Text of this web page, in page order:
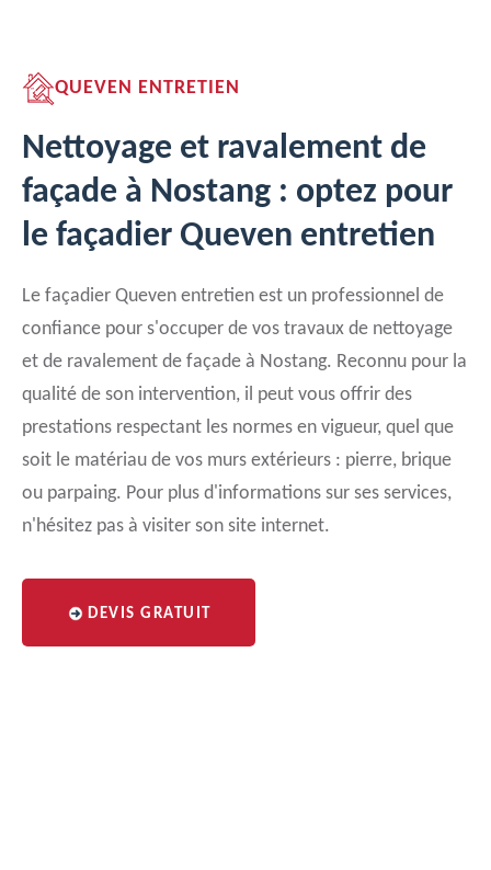
QUEVEN ENTRETIEN
Nettoyage et ravalement de
façade à Nostang : optez pour
le façadier Queven entretien
Le façadier Queven entretien est un professionnel de
confiance pour s'occuper de vos travaux de nettoyage
et de ravalement de façade à Nostang. Reconnu pour la
qualité de son intervention, il peut vous offrir des
prestations respectant les normes en vigueur, quel que
soit le matériau de vos murs extérieurs : pierre, brique
ou parpaing. Pour plus d'informations sur ses services,
n'hésitez pas à visiter son site internet.
DEVIS GRATUIT